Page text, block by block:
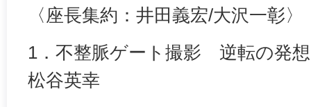
〈座長集約：井田義宏/大沢一彰〉
1．不整脈ゲート撮影 逆転の発想
松谷英幸